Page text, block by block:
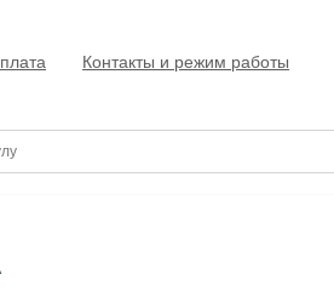
Контакты и режим работы